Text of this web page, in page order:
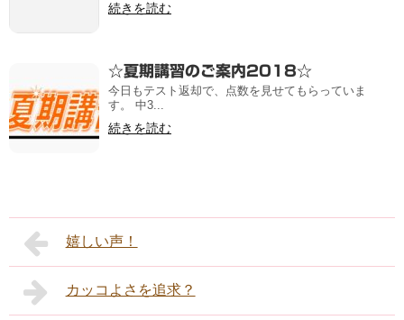
続きを読む
☆夏期講習のご案内2018☆
今日もテスト返却で、点数を見せてもらっていま
す。 中3...
続きを読む
嬉しい声！
カッコよさを追求？